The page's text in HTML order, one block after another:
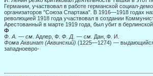
Германии, участвовал в работе германской социал-
организаторов "Союза Спартака". В 1916—1918 годах
революцией 1918 года участвовал в создании
Арестованный в марте 1919 года, был убит в
Ф
Ф. А. — см. Адлер, Ф. Ф. Д. — см. Дан, Ф. И.
Фома Аквинат (Аквинский) (1225—1274) — выдающийся
западноевро-